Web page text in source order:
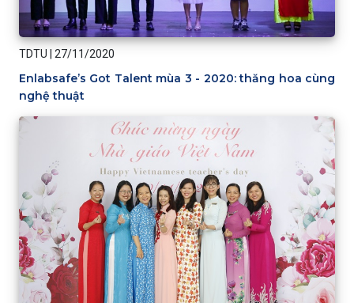
TDTU 27/11/2020
Enlabsafe’s Got Talent mùa 3 - 2020: thăng hoa cùng
nghệ thuật